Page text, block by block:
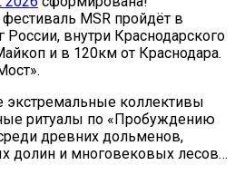
MSR пройдёт в
внутри Краснодарского
и в 120км от Краснодара.
экстремальные коллективы
ритуалы по «Пробуждению
древних дольменов,
долин и многовековых лесов…